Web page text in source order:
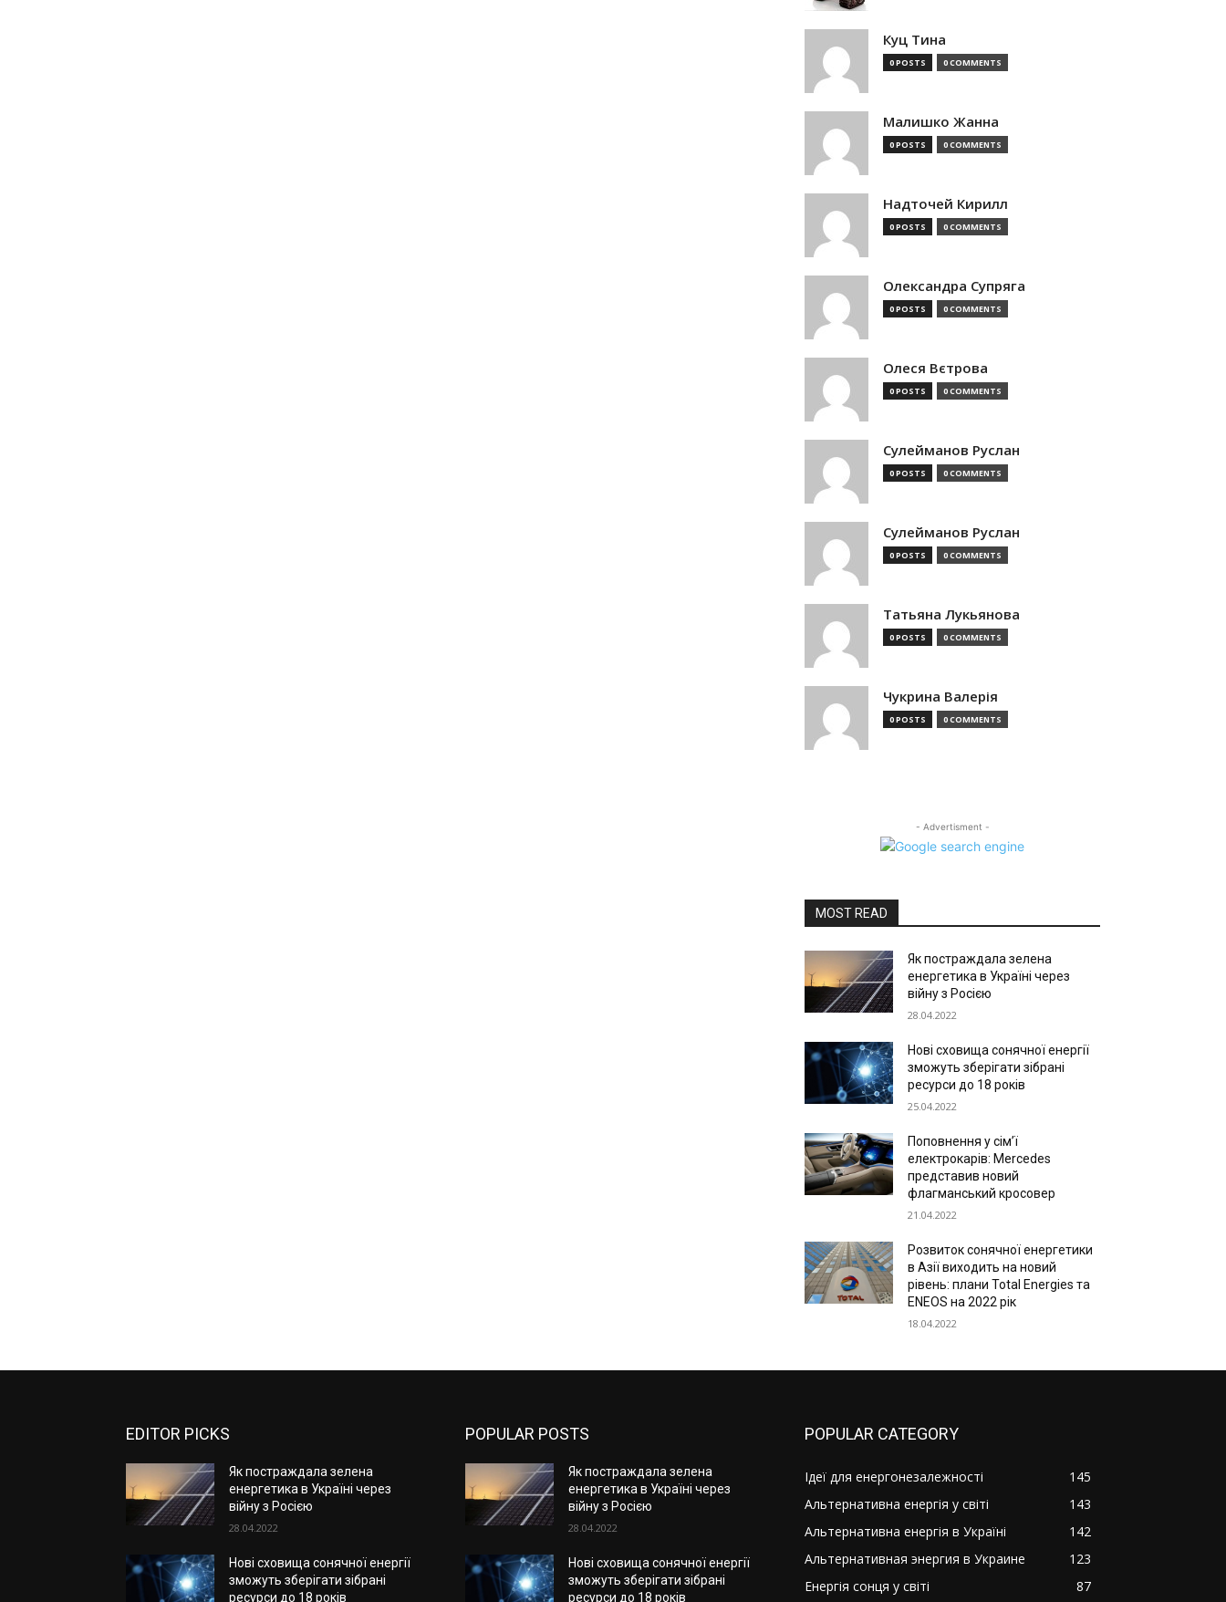
Куц Тина
0 POSTS 0 COMMENTS
Малишко Жанна
0 POSTS 0 COMMENTS
Надточей Кирилл
0 POSTS 0 COMMENTS
Олександра Супряга
0 POSTS 0 COMMENTS
Олеся Вєтрова
0 POSTS 0 COMMENTS
Сулейманов Руслан
0 POSTS 0 COMMENTS
Сулейманов Руслан
0 POSTS 0 COMMENTS
Татьяна Лукьянова
0 POSTS 0 COMMENTS
Чукрина Валерія
0 POSTS 0 COMMENTS
- Advertisment -
MOST READ
Як постраждала зелена
енергетика в Україні через
війну з Росією
28.04.2022
Нові сховища сонячної енергії
зможуть зберігати зібрані
ресурси до 18 років
25.04.2022
Поповнення у сім’ї
електрокарів: Mercedes
представив новий
флагманський кросовер
21.04.2022
Розвиток сонячної енергетики
в Азії виходить на новий
рівень: плани Total Energies та
ENEOS на 2022 рік
18.04.2022
EDITOR PICKS
Як постраждала зелена
енергетика в Україні через
війну з Росією
28.04.2022
Нові сховища сонячної енергії
зможуть зберігати зібрані
ресурси до 18 років
POPULAR POSTS
Як постраждала зелена
енергетика в Україні через
війну з Росією
28.04.2022
Нові сховища сонячної енергії
зможуть зберігати зібрані
ресурси до 18 років
POPULAR CATEGORY
Ідеї для енергонезалежності
145
Альтернативна енергія у світі
143
Альтернативна енергія в Україні
142
Альтернативная энергия в Украине
123
Енергія сонця у світі
87